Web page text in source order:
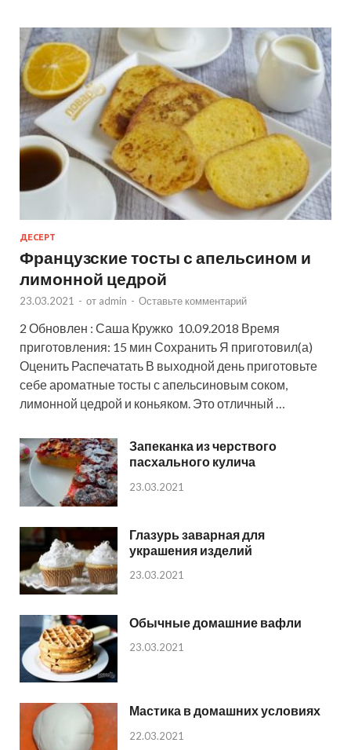
ДЕСЕРТ
Французские тосты с апельсином и
лимонной цедрой
23.03.2021 - от admin - Оставьте комментарий
2 Обновлен : Саша Кружко 10.09.2018 Время
приготовления: 15 мин Сохранить Я приготовил(а)
Оценить Распечатать В выходной день приготовьте
себе ароматные тосты с апельсиновым соком,
лимонной цедрой и коньяком. Это отличный …
Запеканка из черствого
пасхального кулича
23.03.2021
Глазурь заварная для
украшения изделий
23.03.2021
Обычные домашние вафли
23.03.2021
Мастика в домашних условиях
22.03.2021